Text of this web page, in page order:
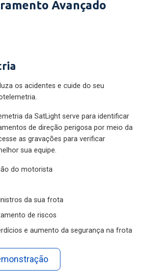
Avançado
os acidentes e cuide do seu
da SatLight serve para identificar
de direção perigosa por meio da
as gravações para verificar
sua equipe.
do motorista
da sua frota
de riscos
e aumento da segurança na frota